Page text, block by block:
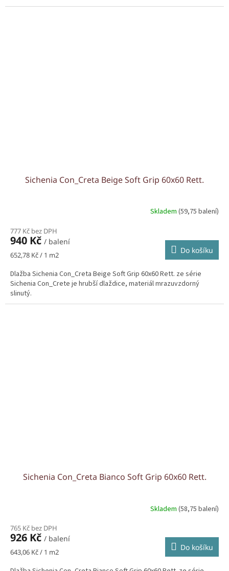
Sichenia Con_Creta Beige Soft Grip 60x60 Rett.
Skladem (59,75 balení)
777 Kč bez DPH
940 Kč / balení
Měrná
652,78 Kč / 1 m2 Do košíku
Dlažba Sichenia Con_Creta Beige Soft Grip 60x60 Rett. ze série
Sichenia Con_Crete je hrubší dlaždice, materiál mrazuvzdorný
slinutý.
Sichenia Con_Creta Bianco Soft Grip 60x60 Rett.
Skladem (58,75 balení)
765 Kč bez DPH
926 Kč / balení
Měrná
643,06 Kč / 1 m2 Do košíku